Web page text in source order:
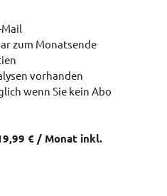
zum Monatsende
vorhanden
wenn Sie kein Abo
€ / Monat inkl.